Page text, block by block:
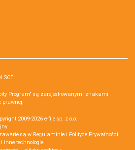
Program" są zarejestrowanymi znakami
prawnej.
2009-2026 e-file sp. z o.o.
są w Regulaminie i Polityce Prywatności.
inne technologie.